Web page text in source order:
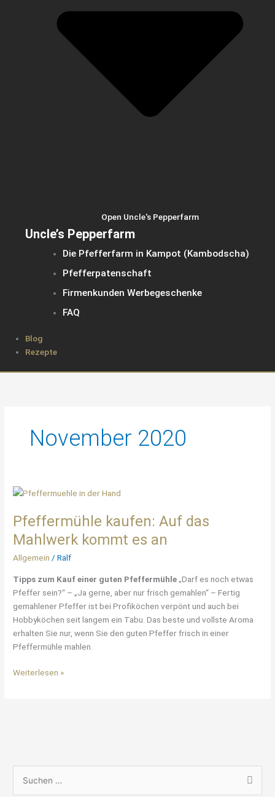
Open Uncle's Pepperfarm
Uncle’s Pepperfarm
Die Pfefferfarm in Kampot (Kambodscha)
Pfefferpatenschaft
Firmenkunden Werbegeschenke
FAQ
Blog
Rezepte
November 2020
Pfeffermühle kaufen: Auf das
Mahlwerk kommt es an
Allgemein /Ralf
Tipps zum Kauf einer guten Pfeffermühle„Darf es noch etwas
Pfeffer sein?“ – „Ja gerne, aber nur frisch gemahlen“ – Fertig
gemahlener Pfeffer ist bei Profiköchen verpönt und auch bei
Hobbyköchen seit langem ein Tabu. Das beste und vollste Aroma
erhalten Sie nur, wenn Sie den guten Pfeffer frisch in einer
Pfeffermühle mahlen.
Pfeffermühle
Auf
das
Mahlwerk
kommt
Weiterlesen »